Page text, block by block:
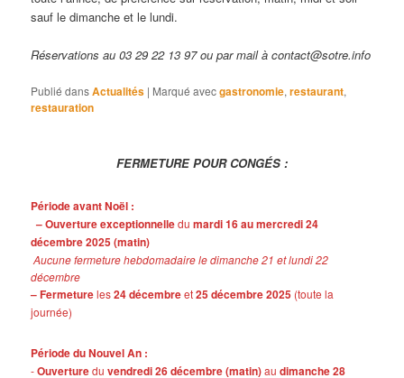
sauf le dimanche et le lundi.
Réservations au 03 29 22 13 97 ou par mail à contact@sotre.info
Publié dansActualités | Marqué avecgastronomie,restaurant,
restauration
FERMETURE POUR CONGÉS :
Période avant Noël :
– Ouverture exceptionnelledumardi 16 au mercredi 24
décembre 2025 (matin)
Aucune fermeture hebdomadaire le dimanche 21 et lundi 22
décembre
– Fermetureles24 décembreet25 décembre 2025 (toute la
journée)
Période du Nouvel An :
-Ouvertureduvendredi 26 décembre (matin)audimanche 28